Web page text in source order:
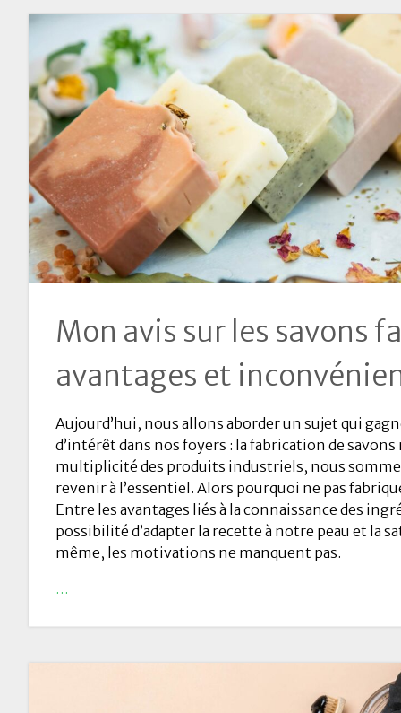
Mon avis sur les savons
avantages et
Aujourd’hui, nous allons aborder un sujet qui
d’intérêt dans nos foyers : la fabrication de savons
multiplicité des produits industriels, nous
revenir à l’essentiel. Alors pourquoi ne pas
Entre les avantages liés à la connaissance des
possibilité d’adapter la recette à notre peau et la
même, les motivations ne manquent pas.
…